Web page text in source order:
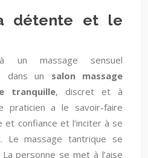
détente et le
à un massage sensuel
dans un salon massage
tranquille, discret et à
praticien a le savoir-faire
confiance et l’inciter à se
Le massage tantrique se
personne se met à l’aise